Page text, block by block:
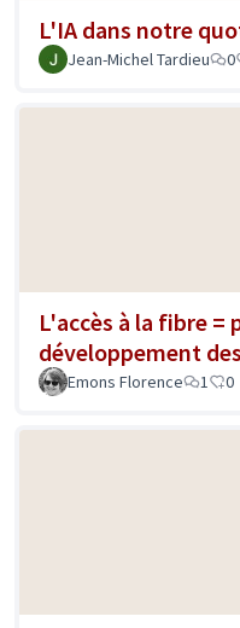
L'IA dans notre
Jean-Michel Tardieu 0
L'accès à la fibre =
développement
Emons Florence 1 0